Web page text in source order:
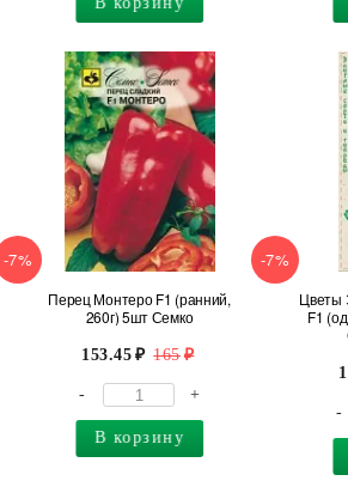
-7%
Перец Монтеро F1 (ранний,
260г) 5шт Семко
153.45 165
- +
В корзину
-7%
Цветы
F1
-